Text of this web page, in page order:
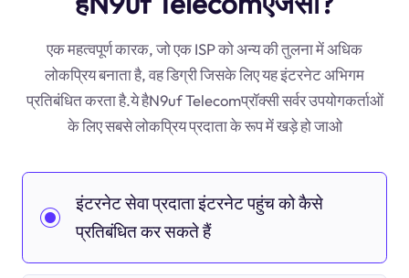
एक महत्वपूर्ण कारक, जो एक ISP को अन्य की तुलना में अधिक
लोकप्रिय बनाता है, वह डिग्री जिसके लिए यह इंटरनेट अभिगम
प्रतिबंधित करता है.ये हैN9uf Telecomप्रॉक्सी सर्वर उपयोगकर्ताओं
के लिए सबसे लोकप्रिय प्रदाता के रूप में खड़े हो जाओ
इंटरनेट सेवा प्रदाता इंटरनेट पहुंच को कैसे
प्रतिबंधित कर सकते हैं